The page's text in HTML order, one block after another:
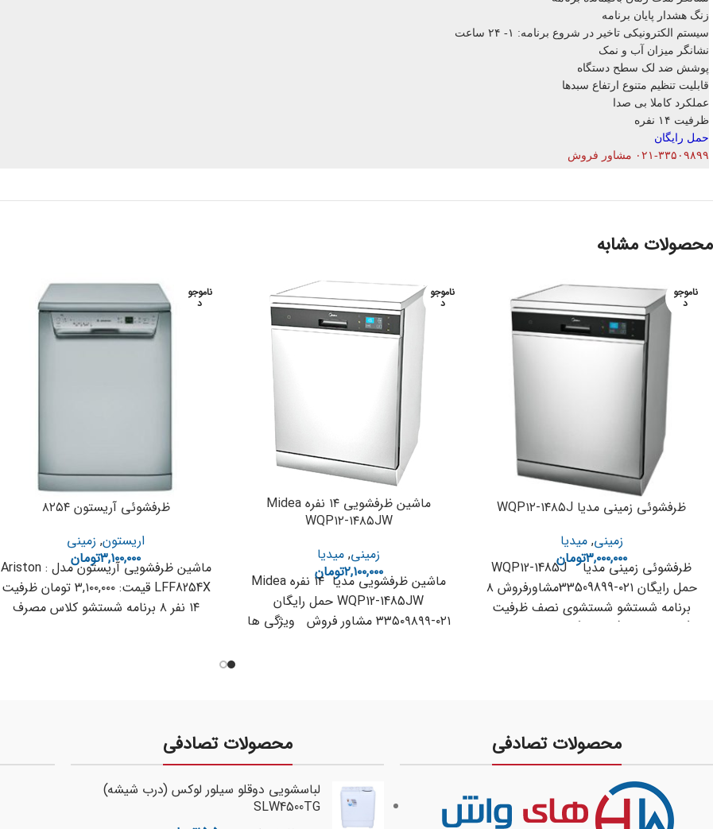
زنگ هشدار پایان برنامه
سیستم الکترونیکی تاخیر در شروع برنامه: ۱- ۲۴ ساعت
نشانگر میزان آب و نمک
پوشش ضد لک سطح دستگاه
قابلیت تنظیم متنوع ارتفاع سبدها
عملکرد کاملا بی صدا
ظرفیت ۱۴ نفره
حمل رایگان
۰۲۱-۳۳۵۰۹۸۹۹ مشاور فروش
محصولات مشابه
ناموجو
د
ظرفشوئی زمینی مدیا WQP۱۲-۱۴۸۵J
زمینی,میدیا
۳,۰۰۰,۰۰۰تومانظرفشوئی زمینی مدیا WQP12-1485J
حمل رایگان ۰۲۱-33509899مشاورفروش ۸
برنامه شستشو شستشوی نصف ظرفیت
ناموجو
د
ماشین ظرفشویی ۱۴ نفره Midea
WQP۱۲-۱۴۸۵JW
زمینی, میدیا
۲,۱۰۰,۰۰۰تومان
ماشین ظرفشویی مدیا ۱۴ نفره Midea
WQP12-1485JW حمل رایگان
۰۲۱-۳۳۵۰۹۸۹۹ مشاور فروش ویژگی ها
ناموجو
د
ظرفشوئی آریستون ۸۲۵۴
اریستون, زمینی
۳,۱۰۰,۰۰۰تومان
ماشین ظرفشویی آریستون مدل : Ariston
LFF8254X قیمت: ۳,۱۰۰,۰۰۰ تومان ظرفیت
۱۴ نفر ۸ برنامه شستشو کلاس مصرف
محصولات تصادفی محصولات تصادفی
لباسشویی دوقلو سیلور لوکس (درب شیشه)
SLW4500TG